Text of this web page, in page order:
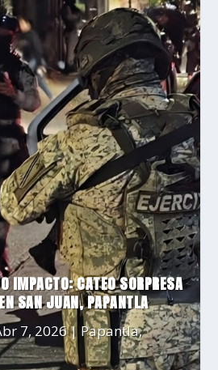
IMPACTO: CATEO SORPRESA
SAN JUAN, PAPANTLA
7, 2026| Papantla,